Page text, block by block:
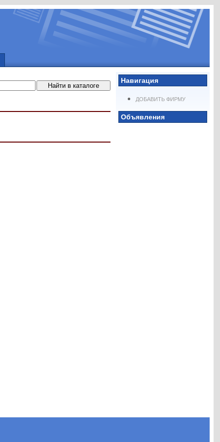
Навигация
ДОБАВИТЬ ФИРМУ
Объявления